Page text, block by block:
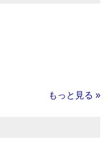
もっと見る »